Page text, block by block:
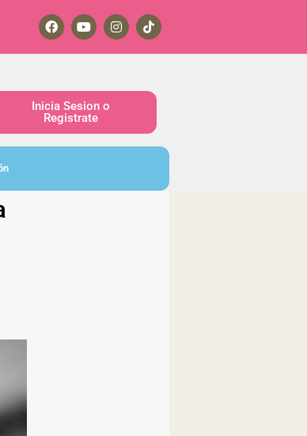
Inicia Sesion o
Registrate